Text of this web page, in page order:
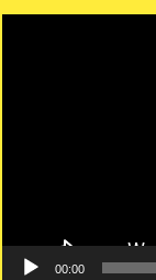
00:00